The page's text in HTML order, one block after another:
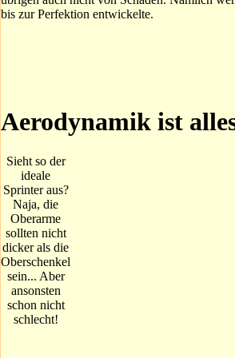
bis zur Perfektion entwickelte.
Aerodynamik ist
Sieht so der
ideale
Sprinter aus?
Naja, die
Oberarme
sollten nicht
dicker als die
Oberschenkel
sein... Aber
ansonsten
schon nicht
schlecht!